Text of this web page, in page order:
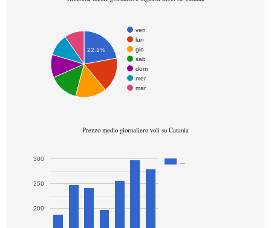
ven
lun
gio
sab
dom
mer
mar
22.1%
Prezzo medio giornaliero voli su Catania
200
250
300